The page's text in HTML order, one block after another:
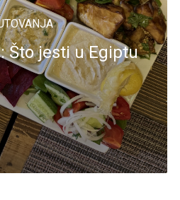
Što jesti u Egiptu